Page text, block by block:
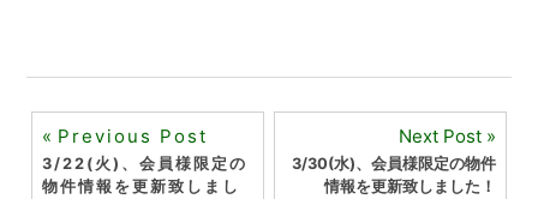
投
稿
Previous Post
3/22(火)、会員様限定の
物件情報を更新致しまし
Next Post
3/30(水)、会員様限定の物件
情報を更新致しました！